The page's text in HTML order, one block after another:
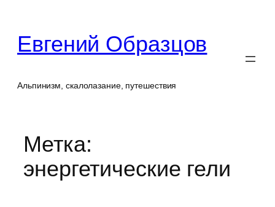
содержимому
Евгений Образцов
Альпинизм, скалолазание, путешествия
Метка:
энергетические гели